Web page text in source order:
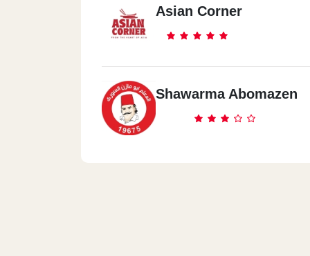
Asian Corner
Shawarma Abomazen